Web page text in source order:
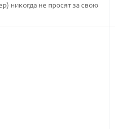
никогда не просят за свою